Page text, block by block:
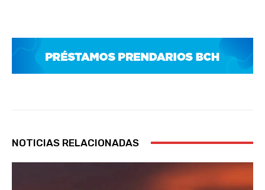
NOTICIAS RELACIONADAS